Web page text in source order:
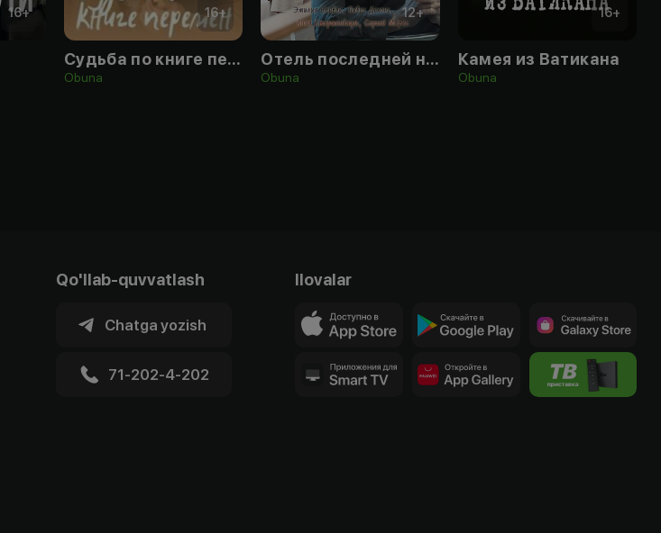
16+ 16+
Судьба по книге перемен
Obuna
12+
Отель последней надежды
Obuna
16+
Камея из Ватикана
Obuna
Qo'llab-quvvatlash
Chatga yozish
71-202-4-202
Ilovalar